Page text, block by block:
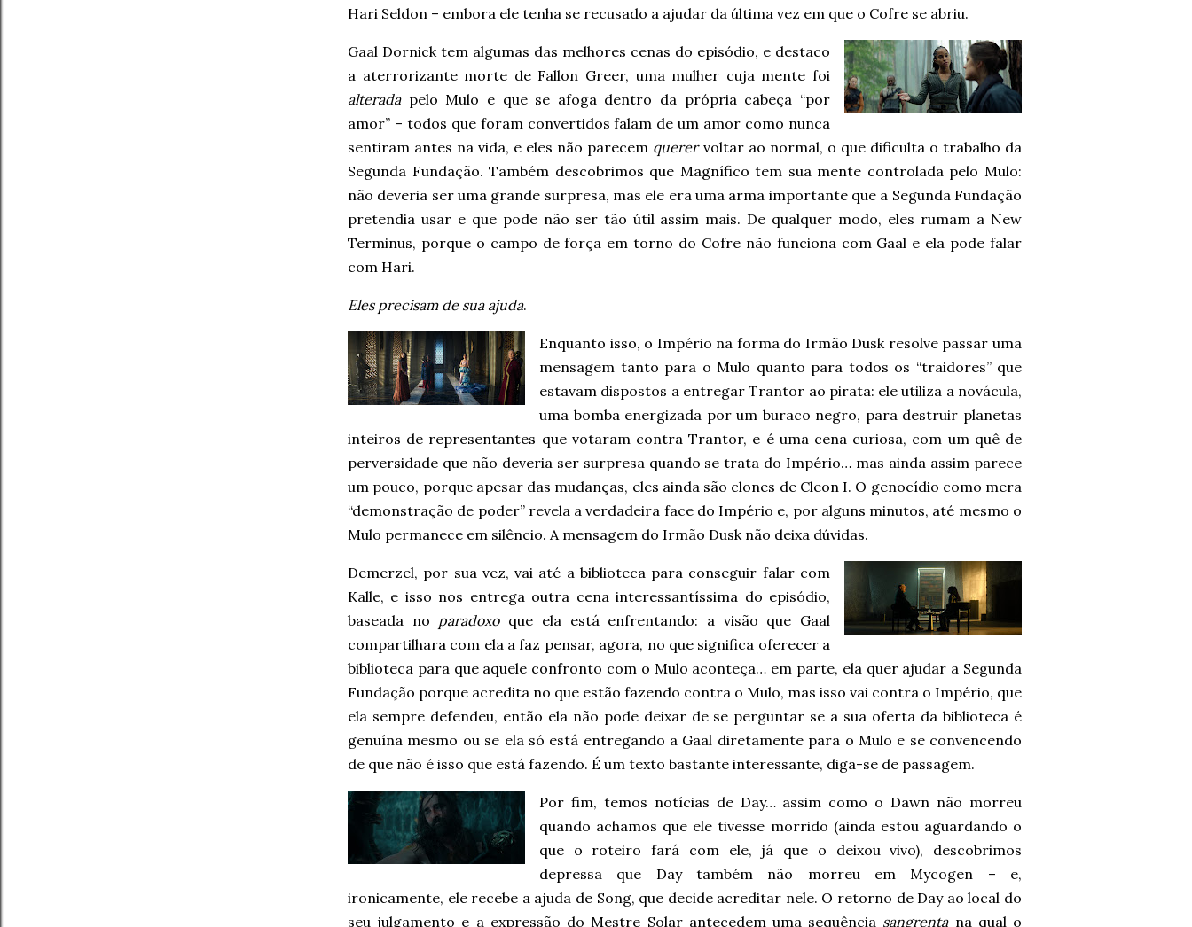
Hari Seldon – embora ele tenha se recusado a ajudar da última vez em que o Cofre se abriu.
Gaal Dornick tem algumas das melhores cenas do episódio, e destaco
a aterrorizante morte de Fallon Greer, uma mulher cuja mente foi
alteradapelo Mulo e que se afoga dentro da própria cabeça “por
amor” – todos que foram convertidos falam de um amor como nunca
sentiram antes na vida, e eles não parecem querervoltar ao normal, o que dificulta o trabalho da
Segunda Fundação. Também descobrimos que Magnífico tem sua mente controlada pelo Mulo:
não deveria ser uma grande surpresa, mas ele era uma arma importante que a Segunda Fundação
pretendia usar e que pode não ser tão útil assim mais. De qualquer modo, eles rumam a New
Terminus, porque o campo de força em torno do Cofre não funciona com Gaal e ela pode falar
com Hari.
Eles precisam de sua ajuda.
Enquanto isso, o Império na forma do Irmão Dusk resolve passar uma
mensagem tanto para o Mulo quanto para todos os “traidores” que
estavam dispostos a entregar Trantor ao pirata: ele utiliza a novácula,
uma bomba energizada por um buraco negro, para destruir planetas
inteiros de representantes que votaram contra Trantor, e é uma cena curiosa, com um quê de
perversidade que não deveria ser surpresa quando se trata do Império… mas ainda assim parece
um pouco, porque apesar das mudanças, eles ainda são clones de Cleon I. O genocídio como mera
“demonstração de poder” revela a verdadeira face do Império e, por alguns minutos, até mesmo o
Mulo permanece em silêncio. A mensagem do Irmão Dusk não deixa dúvidas.
Demerzel, por sua vez, vai até a biblioteca para conseguir falar com
Kalle, e isso nos entrega outra cena interessantíssima do episódio,
baseada no paradoxoque ela está enfrentando: a visão que Gaal
compartilhara com ela a faz pensar, agora, no que significa oferecer a
biblioteca para que aquele confronto com o Mulo aconteça… em parte, ela quer ajudar a Segunda
Fundação porque acredita no que estão fazendo contra o Mulo, mas isso vai contra o Império, que
ela sempre defendeu, então ela não pode deixar de se perguntar se a sua oferta da biblioteca é
genuína mesmo ou se ela só está entregando a Gaal diretamente para o Mulo e se convencendo
de que não é isso que está fazendo. É um texto bastante interessante, diga-se de passagem.
Por fim, temos notícias de Day… assim como o Dawn não morreu
quando achamos que ele tivesse morrido (ainda estou aguardando o
que o roteiro fará com ele, já que o deixou vivo), descobrimos
depressa que Day também não morreu em Mycogen – e,
ironicamente, ele recebe a ajuda de Song, que decide acreditar nele. O retorno de Day ao local do
seu julgamento e a expressão do Mestre Solar antecedem uma sequência sangrentana qual o